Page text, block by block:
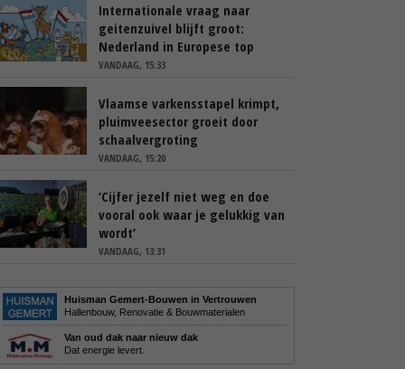
Internationale vraag naar
geitenzuivel blijft groot:
Nederland in Europese top
VANDAAG, 15:33
Vlaamse varkensstapel krimpt,
pluimveesector groeit door
schaalvergroting
VANDAAG, 15:20
‘Cijfer jezelf niet weg en doe
vooral ook waar je gelukkig van
wordt’
VANDAAG, 13:31
Huisman Gemert-Bouwen in Vertrouwen
Hallenbouw, Renovatie & Bouwmaterialen
Van oud dak naar nieuw dak
Dat energie levert.